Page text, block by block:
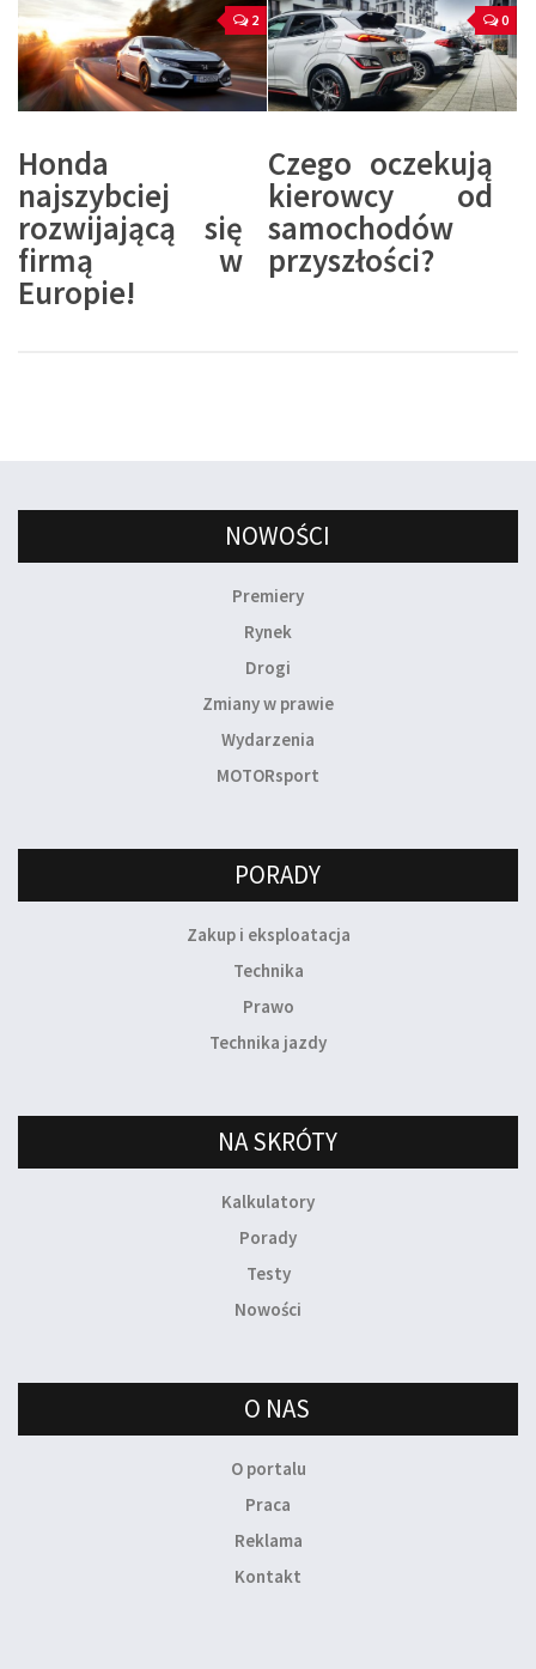
2
Honda
najszybciej
rozwijającą się
firmą w
Europie!
0
Czego oczekują
kierowcy od
samochodów
przyszłości?
NOWOŚCI
Premiery
Rynek
Drogi
Zmiany w prawie
Wydarzenia
MOTORsport
PORADY
Zakup i eksploatacja
Technika
Prawo
Technika jazdy
NA SKRÓTY
Kalkulatory
Porady
Testy
Nowości
O NAS
O portalu
Praca
Reklama
Kontakt